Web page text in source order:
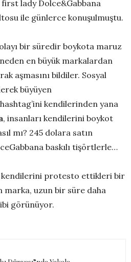
lady Dolce&Gabbana
ile günlerce konuşulmuştu.
bir süredir boykota maruz
en büyük markalardan
aşmasını bildiler. Sosyal
büyüyen
kendilerinden yana
, insanları kendilerini boykot
mı? 245 dolara satın
baskılı tişörtlerle…
kendilerini protesto ettikleri bir
marka, uzun bir süre daha
görünüyor.